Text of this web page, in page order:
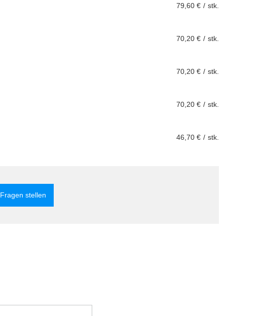
79,60 € / stk.
70,20 € / stk.
70,20 € / stk.
70,20 € / stk.
46,70 € / stk.
Fragen stellen